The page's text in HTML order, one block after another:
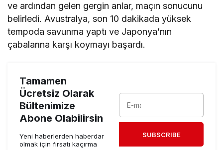
ve ardından gelen gergin anlar, maçın sonucunu
belirledi. Avustralya, son 10 dakikada yüksek
tempoda savunma yaptı ve Japonya’nın
çabalarına karşı koymayı başardı.
Tamamen
Ücretsiz Olarak
Bültenimize
Abone Olabilirsin
Yeni haberlerden haberdar
olmak için fırsatı kaçırma
SUBSCRIBE